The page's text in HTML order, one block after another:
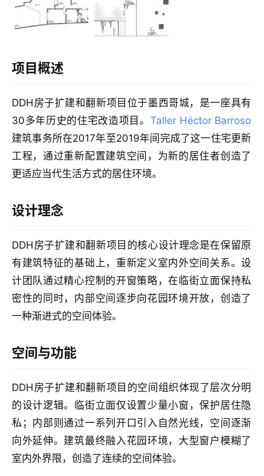
计
内
计
城
市
与
建
筑
专
教
速
流
项目概述
DDH房子扩建和翻新项目位于墨西哥城，是一座具有
30多年历史的住宅改造项目。 Taller Héctor Barroso
建筑事务所在2017年至2019年间完成了这一住宅更新
工程，通过重新配置建筑空间，为新的居住者创造了
更适应当代生活方式的居住环境。
设计理念
DDH房子扩建和翻新项目的核心设计理念是在保留原
有建筑特征的基础上，重新定义室内外空间关系。设
计团队通过精心控制的开窗策略，在临街立面保持私
密性的同时，内部空间逐步向花园环境开放，创造了
一种渐进式的空间体验。
空间与功能
DDH房子扩建和翻新项目的空间组织体现了层次分明
的设计逻辑。临街立面仅设置少量小窗，保护居住隐
私；内部则通过一系列开口引入自然光线，空间逐渐
向外延伸。建筑最终融入花园环境，大型窗户模糊了
室内外界限，创造了连续的空间体验。